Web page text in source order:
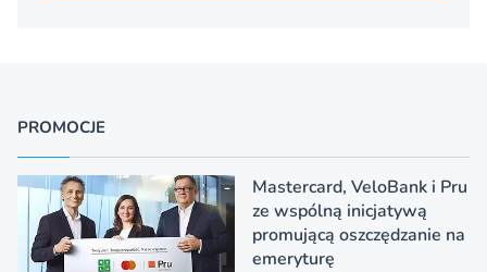
PROMOCJE
Mastercard, VeloBank i Pru
ze wspólną inicjatywą
promującą oszczędzanie na
emeryturę